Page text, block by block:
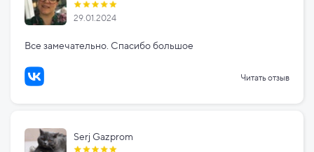
29.01.2024
Все замечательно. Спасибо большое
Читать отзыв
Serj Gazprom